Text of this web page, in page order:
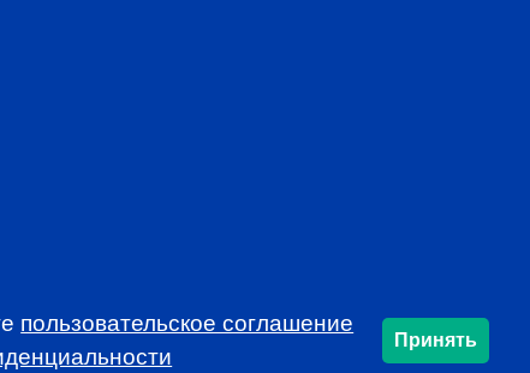
пользовательское соглашение
Принять